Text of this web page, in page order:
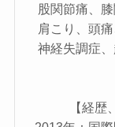
股関節痛、
肩こり、頭
神経失調症
【経歴